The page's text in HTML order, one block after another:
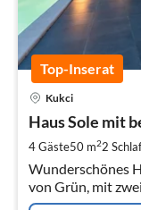
Top-Inserat
Kukci
Haus Sole mit
4 Gäste50 m22
Wunderschönes
von Grün, mit
Markise.